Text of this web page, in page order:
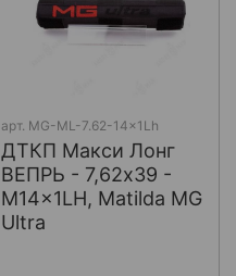
арт. MG-ML-7.62-14x1Lh
ДТКП Макси Лонг
ВЕПРЬ - 7,62x39 -
M14x1LH, Matilda MG
Ultra